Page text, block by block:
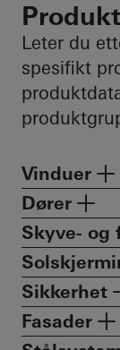
Leter du
spesifikt
Vinduer
Dører
Skyve- og
Sikkerhet
Fasader